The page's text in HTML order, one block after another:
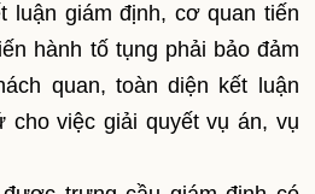
luận giám định, cơ quan tiến
hành tố tụng phải bảo đảm
quan, toàn diện kết luận
cho việc giải quyết vụ án, vụ